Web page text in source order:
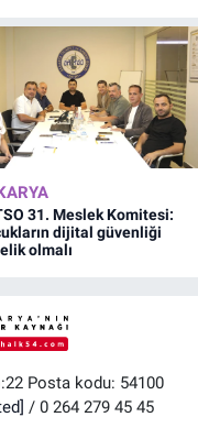
31. Meslek Komitesi:
dijital güvenliği
olmalı
Posta kodu: 54100
/ 0 264 279 45 45